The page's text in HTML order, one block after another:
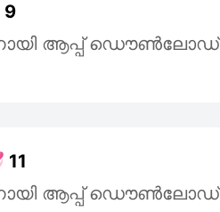
ആപ്പ് ഡൌൺലോഡ്
ആപ്പ് ഡൌൺലോഡ്